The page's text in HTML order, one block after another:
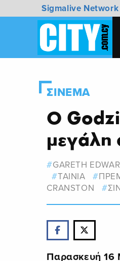
Sigmalive Network
ΣΙΝΕΜΑ
Ο
μεγάλη
GARETH
ΤΑΙΝΙΑ
CRANSTON
Παρασκευή 16